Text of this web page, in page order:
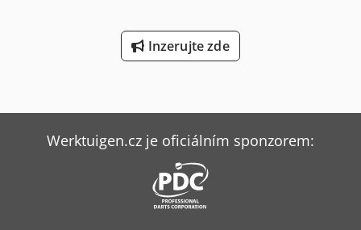
Inzerujte zde
Werktuigen.cz je oficiálním sponzorem: